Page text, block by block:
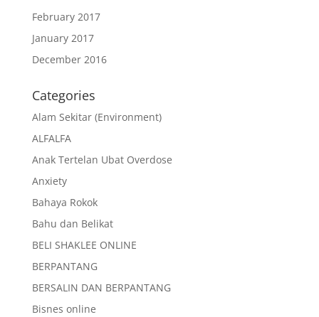
February 2017
January 2017
December 2016
Categories
Alam Sekitar (Environment)
ALFALFA
Anak Tertelan Ubat Overdose
Anxiety
Bahaya Rokok
Bahu dan Belikat
BELI SHAKLEE ONLINE
BERPANTANG
BERSALIN DAN BERPANTANG
Bisnes online